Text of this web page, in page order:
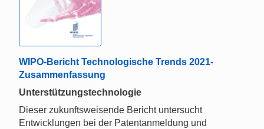
WIPO-Bericht Technologische Trends 2021-
Zusammenfassung
Unterstützungstechnologie
Dieser zukunftsweisende Bericht untersucht
Entwicklungen bei der Patentanmeldung und